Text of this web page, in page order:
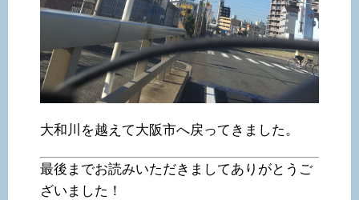
大和川を越えて大阪市へ戻ってきました。
最後までお読みいただきましてありがとうご
ざいました！